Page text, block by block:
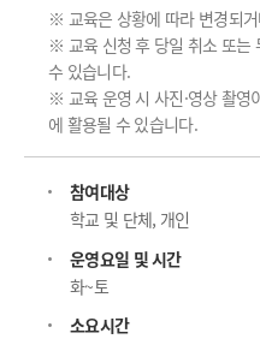
※ 교육은 상황에 따라 변경되
※ 교육 신청 후 당일 취소 또는
수 있습니다.
※ 교육 운영 시 사진·영상 촬영
에 활용될 수 있습니다.
참여대상
학교 및 단체, 개인
운영요일 및 시간
화~토
소요시간